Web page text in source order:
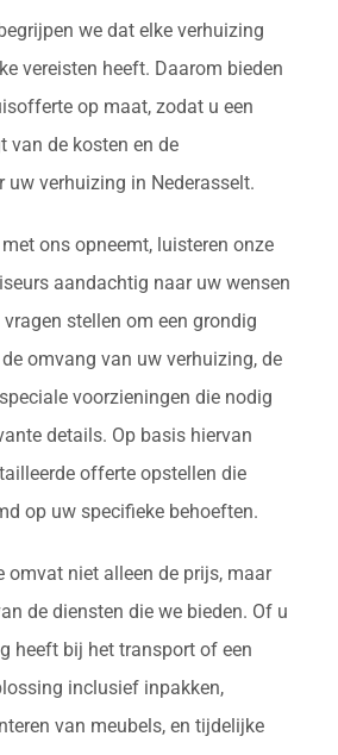
we dat elke verhuizing
vereisten heeft. Daarom bieden
op maat, zodat u een
van de kosten en de
uw verhuizing in Nederasselt.
ons opneemt, luisteren onze
aandachtig naar uw wensen
stellen om een grondig
omvang van uw verhuizing, de
voorzieningen die nodig
details. Op basis hiervan
offerte opstellen die
op uw specifieke behoeften.
omvat niet alleen de prijs, maar
de diensten die we bieden. Of u
heeft bij het transport of een
inclusief inpakken,
van meubels, en tijdelijke